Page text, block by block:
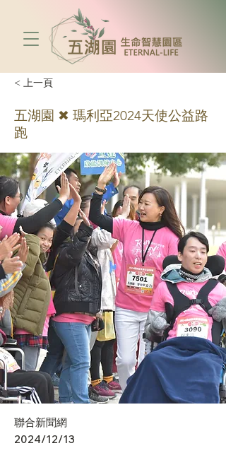
< 上一頁
五湖園 ✖ 瑪利亞2024天使公益路
跑
聯合新聞網
2024/12/13